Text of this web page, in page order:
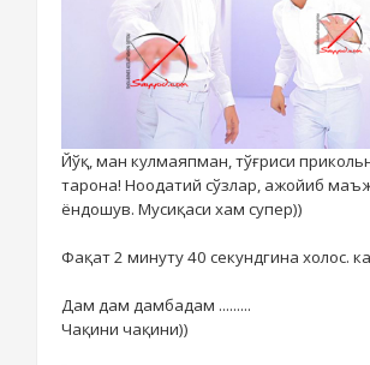
Йўқ, ман кулмаяпман, тўғриси
тарона! Ноодатий сўзлар, ажойиб
ёндошув. Мусиқаси хам супер))
Фақат 2 минуту 40 секундгина холос.
Дам дам дамбадам .........
Чақини чақини))